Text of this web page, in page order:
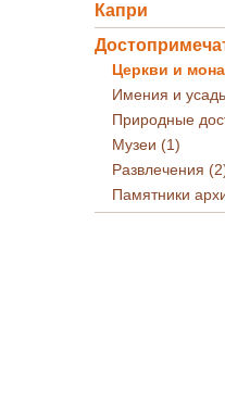
Капри
Церкви и
Имения и
Природные
Музеи (1)
Развлечения
Памятники